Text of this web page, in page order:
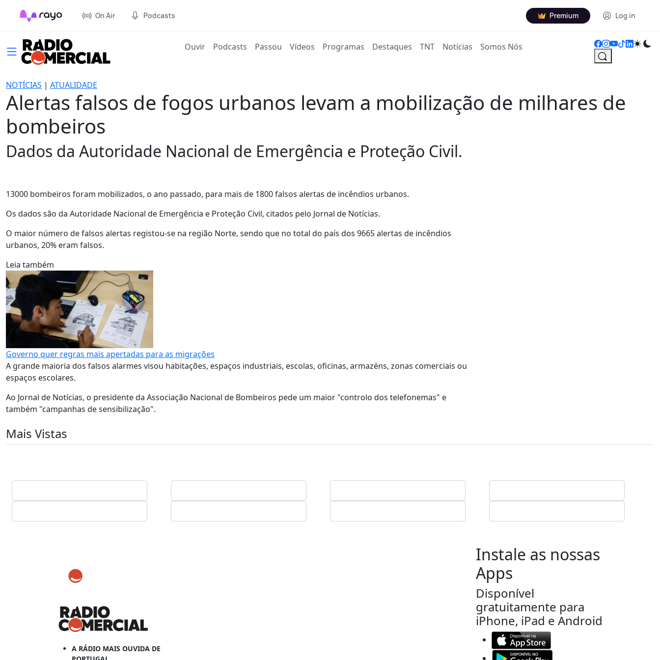
On Air Podcasts Premium Log in
Ouvir(current)
Podcasts Passou Vídeos Programas Destaques TNT Notícias Somos Nós
NOTÍCIAS | ATUALIDADE
Alertas falsos de fogos urbanos levam a mobilização de milhares de
bombeiros
Dados da Autoridade Nacional de Emergência e Proteção Civil.
13000 bombeiros foram mobilizados, o ano passado, para mais de 1800 falsos alertas de incêndios urbanos.
Os dados são da Autoridade Nacional de Emergência e Proteção Civil, citados pelo Jornal de Notícias.
O maior número de falsos alertas registou-se na região Norte, sendo que no total do país dos 9665 alertas de incêndios
urbanos, 20% eram falsos.
Leia também
Governo quer regras mais apertadas para as migrações
A grande maioria dos falsos alarmes visou habitações, espaços industriais, escolas, oficinas, armazéns, zonas comerciais ou
espaços escolares.
Ao Jornal de Notícias, o presidente da Associação Nacional de Bombeiros pede um maior "controlo dos telefonemas" e
também "campanhas de sensibilização".
Mais Vistas
A RÁDIO MAIS OUVIDA DE
Instale as nossas
Apps
Disponível
gratuitamente para
iPhone, iPad e Android